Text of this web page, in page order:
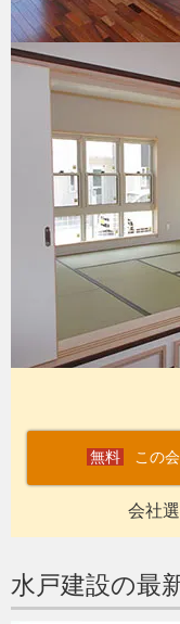
この
会社
水戸建設の最